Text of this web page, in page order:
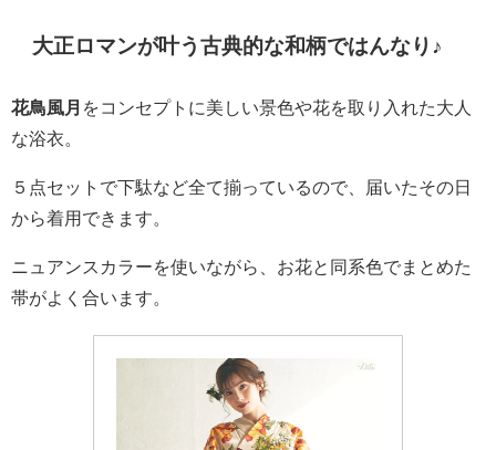
大正ロマンが叶う古典的な和柄ではんなり♪
花鳥風月 をコンセプトに美しい景色や花を取り入れた大人
な浴衣。
５点セットで下駄など全て揃っているので、届いたその日
から着用できます。
ニュアンスカラーを使いながら、お花と同系色でまとめた
帯がよく合います。